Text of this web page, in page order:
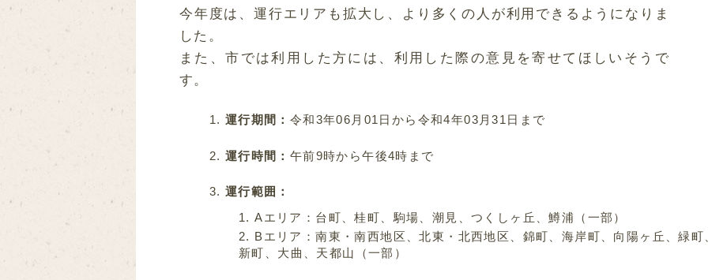
今年度は、運行エリアも拡大し、より多くの人が利用できるようになりま
した。
また、市では利用した方には、利用した際の意見を寄せてほしいそうで
す。
運行期間： 令和3年06月01日から令和4年03月31日まで
運行時間： 午前9時から午後4時まで
運行範囲：
Aエリア：台町、桂町、駒場、潮見、つくしヶ丘、鱒浦（一部）
Bエリア：南東・南西地区、北東・北西地区、錦町、海岸町、向陽ヶ丘、緑町、
新町、大曲、天都山（一部）